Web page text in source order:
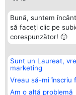
Bună, suntem
să faceți clic pe
corespunzător! 🙂
Sunt un Laureat,
marketing
Vreau să-mi înscriu
Am o altă problemă
Organizator Ranking
BRIGHT SOLUTIONS BR SRL
Aleea Timisul De Sus 2 Bl.
Sc. A Et. 4 Ap. 13 Cod
București